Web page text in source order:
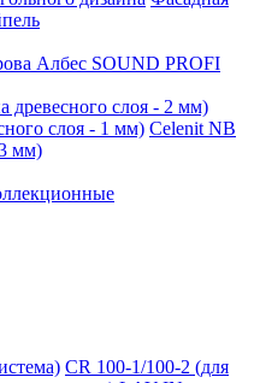
Албес SOUND PROFI
древесного слоя - 2 мм)
слоя - 1 мм) Celenit NB
мм)
CR 100-1/100-2 (для